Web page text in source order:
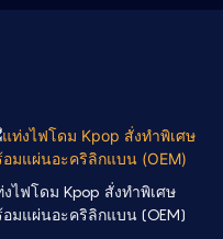
งไฟโดม Kpop สั่งทำพิเศษ
มแผ่นอะคริลิกแบน (OEM)